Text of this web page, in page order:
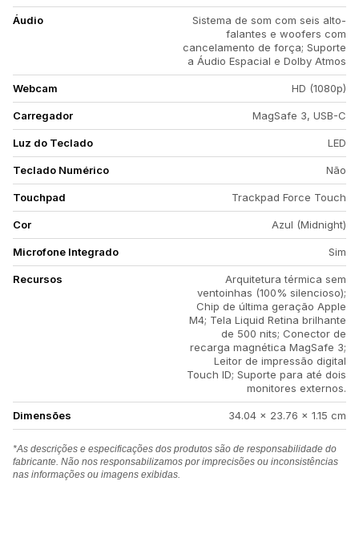
Áudio
Sistema de som com seis alto-
falantes e woofers com
cancelamento de força; Suporte
a Áudio Espacial e Dolby Atmos
Webcam HD (1080p)
Carregador MagSafe 3, USB-C
Luz do Teclado LED
Teclado Numérico Não
Touchpad Trackpad Force Touch
Cor Azul (Midnight)
Microfone Integrado Sim
Recursos
Arquitetura térmica sem
ventoinhas (100% silencioso);
Chip de última geração Apple
M4; Tela Liquid Retina brilhante
de 500 nits; Conector de
recarga magnética MagSafe 3;
Leitor de impressão digital
Touch ID; Suporte para até dois
monitores externos.
Dimensões 34.04 x 23.76 x 1.15 cm
*As descrições e especificações dos produtos são de responsabilidade do
fabricante. Não nos responsabilizamos por imprecisões ou inconsistências
nas informações ou imagens exibidas.